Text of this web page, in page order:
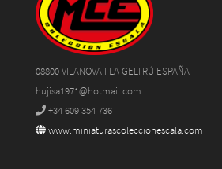
08800 VILANOVA I LA GELTRÚ ESPAÑA
hujisa1971@hotmail.com
+34 609 354 736
www.miniaturascoleccionescala.com